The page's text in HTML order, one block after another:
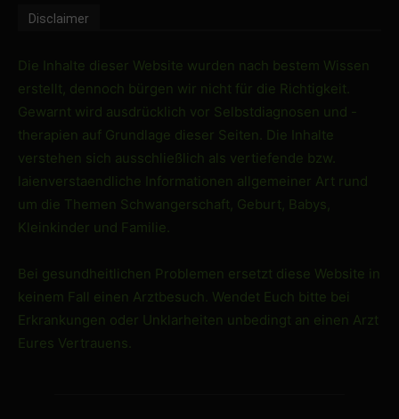
Disclaimer
Die Inhalte dieser Website wurden nach bestem Wissen
erstellt, dennoch bürgen wir nicht für die Richtigkeit.
Gewarnt wird ausdrücklich vor Selbstdiagnosen und -
therapien auf Grundlage dieser Seiten. Die Inhalte
verstehen sich ausschließlich als vertiefende bzw.
laienverstaendliche Informationen allgemeiner Art rund
um die Themen Schwangerschaft, Geburt, Babys,
Kleinkinder und Familie.
Bei gesundheitlichen Problemen ersetzt diese Website in
keinem Fall einen Arztbesuch. Wendet Euch bitte bei
Erkrankungen oder Unklarheiten unbedingt an einen Arzt
Eures Vertrauens.